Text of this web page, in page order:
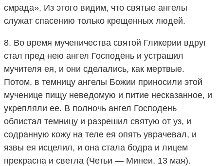
смрада». Из этого видим, что святые ангелы
служат спасению только крещенных людей.
8. Во время мученичества святой Гликерии вдруг
стал пред нею ангел Господень и устрашил
мучителя ея, и они сделались, как мертвые.
Потом, в темницу ангелы Божии приносили этой
мученице пищу неведомую и питие несказанное, и
укрепляли ее. В полночь ангел Господень
облистал темницу и разрешил святую от уз, и
содранную кожу на теле ея опять уврачевал, и
язвы ея исцелил, и она стала бодра и лицем
прекрасна и светла (Четьи — Минеи, 13 мая).